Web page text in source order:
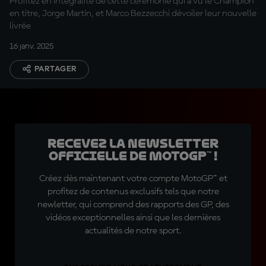
en titre, Jorge Martín, et Marco Bezzecchi dévoiler leur nouvelle
livrée
16 janv. 2025
PARTAGER
Recevez la Newsletter
officielle de MotoGP™ !
Créez dès maintenant votre compte MotoGP™ et
profitez de contenus exclusifs tels que notre
newletter, qui comprend des rapports des GP, des
vidéos exceptionnelles ainsi que les dernières
actualités de notre sport.